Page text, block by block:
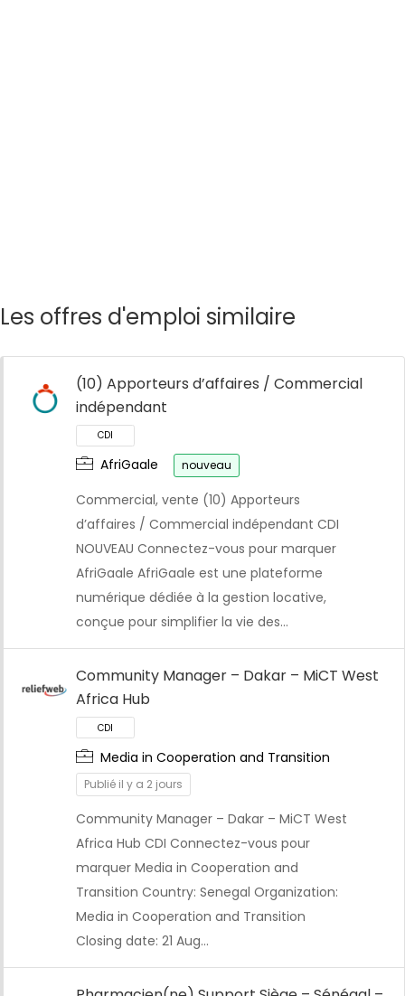
Les offres d'emploi similaire
(10) Apporteurs d’affaires / Commercial
indépendant
AfriGaale nouveau
Commercial, vente (10) Apporteurs
d’affaires / Commercial indépendant CDI
NOUVEAU Connectez-vous pour marquer
AfriGaale AfriGaale est une plateforme
numérique dédiée à la gestion locative,
conçue pour simplifier la vie des…
Community Manager – Dakar – MiCT West
Africa Hub
Media in Cooperation and Transition
Publié il y a 2 jours
Community Manager – Dakar – MiCT West
Africa Hub CDI Connectez-vous pour
marquer Media in Cooperation and
Transition Country: Senegal Organization:
Media in Cooperation and Transition
Closing date: 21 Aug…